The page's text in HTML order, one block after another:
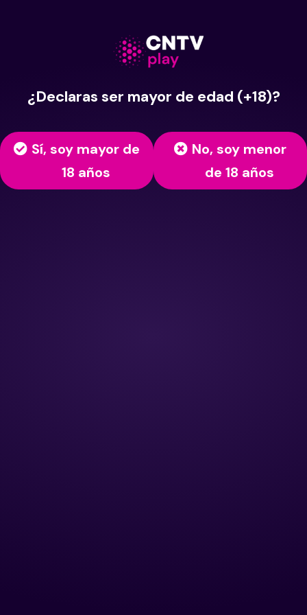
¿Declaras ser mayor de edad (+18)?
Sí, soy mayor de
18 años
No, soy menor
de 18 años